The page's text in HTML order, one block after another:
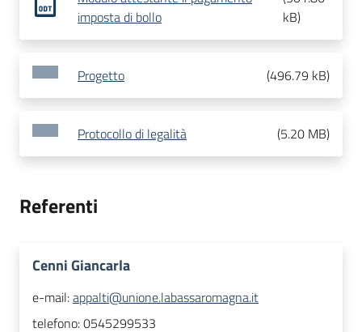
imposta di bollo
kB)
Progetto (496.79 kB)
Protocollo di legalità (5.20 MB)
Referenti
Cenni Giancarla
e-mail:appalti@unione.labassaromagna.it
telefono:0545299533